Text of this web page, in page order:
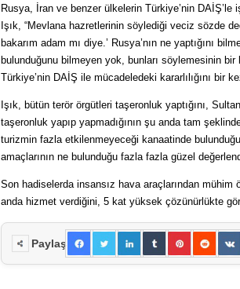
Rusya, İran ve benzer ülkelerin Türkiye’nin DAİŞ’le
Işık, “Mevlana hazretlerinin söylediği veciz sözde
bakarım adam mı diye.’ Rusya’nın ne yaptığını
bulunduğunu bilmeyen yok, bunları söylemesinin
Türkiye’nin DAİŞ ile mücadeledeki kararlılığını bir
Işık, bütün terör örgütleri taşeronluk yaptığını,
taşeronluk yapıp yapmadığının şu anda tam
turizmin fazla etkilenmeyeceği kanaatinde
amaçlarının ne bulunduğu fazla fazla güzel
Son hadiselerda insansız hava araçlarından mühim
anda hizmet verdiğini, 5 kat yüksek çözünürlükte
Paylaş